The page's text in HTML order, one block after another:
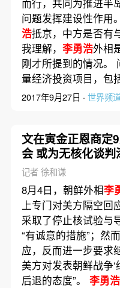
而行，共同为推进半
问题发挥建设性作用
浩抵京，中方是否有
我理解， 李勇浩外相
刚才所提到的情况。
量经济投资项目，
2017年9月27日 · 世界频
文在寅金正恩商定
会 或为无核化谈判
记者 徐和谦
8月4日，朝鲜外相李
上专门对美方隔空
采取了停止核试验与
“有诚意的措施”；然
应，反而进一步要求
美方对发表朝鲜战争
后退的态度”。 李勇浩